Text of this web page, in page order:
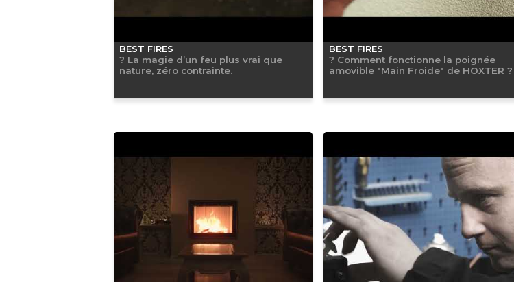
BEST FIRES
? La magie d’un feu plus vrai que
nature, zéro contrainte.
BEST FIRES
? Comment fonctionne la poignée
amovible "Main Froide" de HOXTER ?